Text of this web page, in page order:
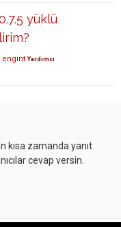
yüklü
engint Yardımcı
kısa zamanda yanıt
cevap versin.